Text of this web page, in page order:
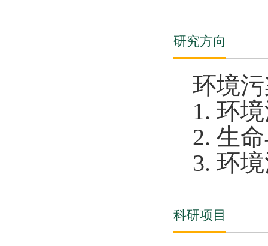
研究方向
环境
1. 环
2. 生
3. 环
科研项目